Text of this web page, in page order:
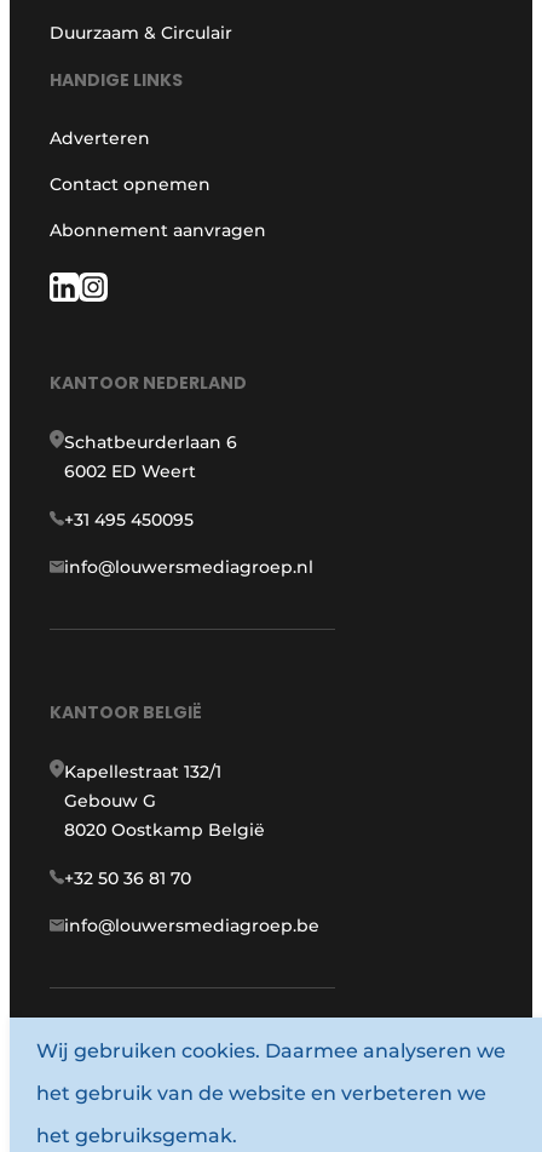
Duurzaam & Circulair
HANDIGE LINKS
Adverteren
Contact opnemen
Abonnement aanvragen
KANTOOR NEDERLAND
Schatbeurderlaan 6
6002 ED Weert
+31 495 450095
info@louwersmediagroep.nl
KANTOOR BELGIË
Kapellestraat 132/1
Gebouw G
8020 Oostkamp België
+32 50 36 81 70
info@louwersmediagroep.be
www.louwersmediagroep.com
© 1987 - 2026 Louwersmediagroep.
Algemene voorwaarden
Wij gebruiken cookies. Daarmee analyseren we
het gebruik van de website en verbeteren we
het gebruiksgemak.